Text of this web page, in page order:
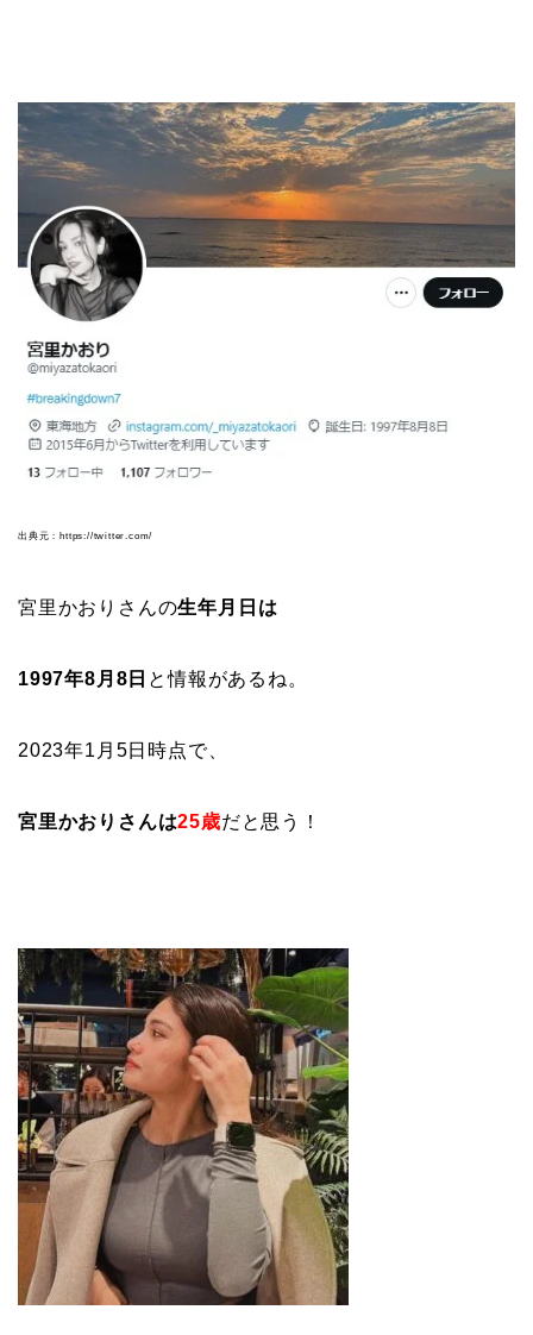
出典元：https://twitter.com/
宮里かおりさんの生年月日は
1997年8月8日 と情報があるね。
2023年1月5日時点で、
宮里かおりさんは25歳だと思う！